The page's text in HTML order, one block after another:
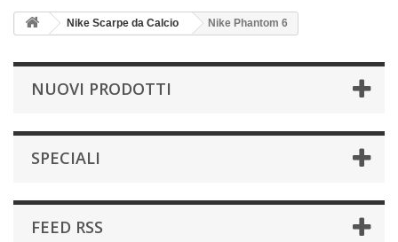
Nike Scarpe da Calcio Nike Phantom 6
NUOVI PRODOTTI
SPECIALI
FEED RSS